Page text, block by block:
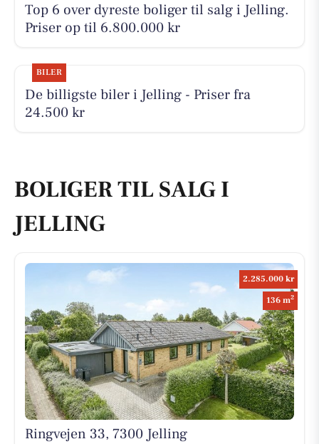
Top 6 over dyreste boliger til salg i Jelling.
Priser op til 6.800.000 kr
BILER
De billigste biler i Jelling - Priser fra
24.500 kr
BOLIGER TIL SALG I
JELLING
2.285.000 kr
136 m2
Ringvejen 33, 7300 Jelling